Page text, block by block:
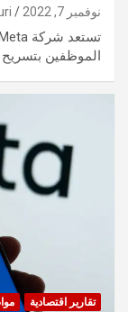
نوفمبر 7, 2022
الموظفين
تقارير اقتصادية